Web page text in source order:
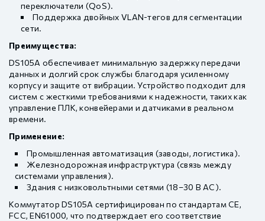
переключатели (QoS).
Поддержка двойных VLAN-тегов для сегментации
сети.
Преимущества:
DS105A обеспечивает минимальную задержку передачи
данных и долгий срок службы благодаря усиленному
корпусу и защите от вибрации. Устройство подходит для
систем с жесткими требованиями к надежности, таких как
управление ПЛК, конвейерами и датчиками в реальном
времени.
Применение:
Промышленная автоматизация (заводы, логистика).
Железнодорожная инфраструктура (связь между
системами управления).
Здания с низковольтными сетями (18–30 В AC).
Коммутатор DS105A сертифицирован по стандартам CE,
FCC, EN61000, что подтверждает его соответствие